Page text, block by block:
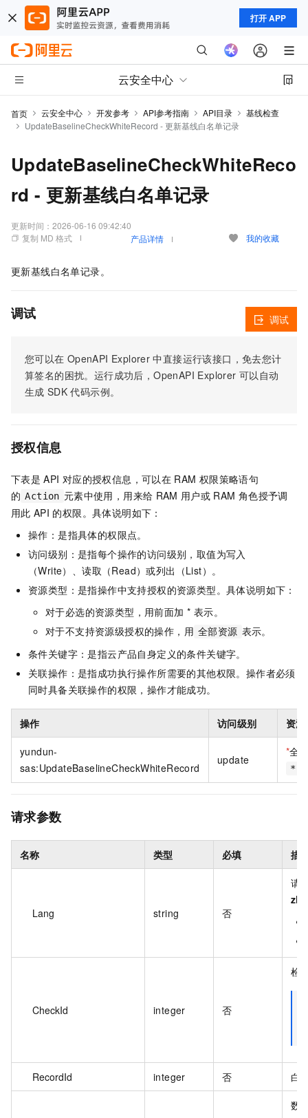
打开 APP
云安全中心
首页 云安全中心 开发参考 API参考指南 API目录
基线检查
UpdateBaselineCheckWhiteRecord - 更新基线白名单记录
UpdateBaselineCheckWhiteReco
rd - 更新基线白名单记录
更新时间： 2026-06-16 09:42:40
复制 MD 格式
产品详情 我的收藏
更新基线白名单记录。
调试
您可以在 OpenAPI Explorer 中直接运行该接口，免去您计
算签名的困扰。运行成功后，OpenAPI Explorer 可以自动
生成 SDK 代码示例。
调试
授权信息
下表是 API 对应的授权信息，可以在 RAM 权限策略语句
的 Action 元素中使用，用来给 RAM 用户或 RAM 角色授予调
用此 API 的权限。具体说明如下：
操作：是指具体的权限点。
访问级别：是指每个操作的访问级别，取值为写入
（Write）、读取（Read）或列出（List）。
资源类型：是指操作中支持授权的资源类型。具体说明如下：
对于必选的资源类型，用前面加 * 表示。
对于不支持资源级授权的操作，用 全部资源 表示。
条件关键字：是指云产品自身定义的条件关键字。
关联操作：是指成功执行操作所需要的其他权限。操作者必须
同时具备关联操作的权限，操作才能成功。
操作 访问级别 资
yundun-
sas:UpdateBaselineCheckWhiteRecord
update
*全
*
请求参数
名称 类型 必填 描
Lang string 否
请
zh
CheckId integer 否
检
RecordId integer 否 白
数